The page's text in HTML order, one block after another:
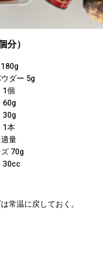
分）
ダー 5g
本
量
70g
常温に戻しておく。